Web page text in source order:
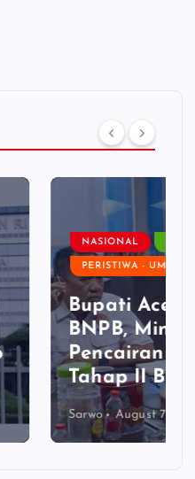
Temui
Stimulan
Banjir